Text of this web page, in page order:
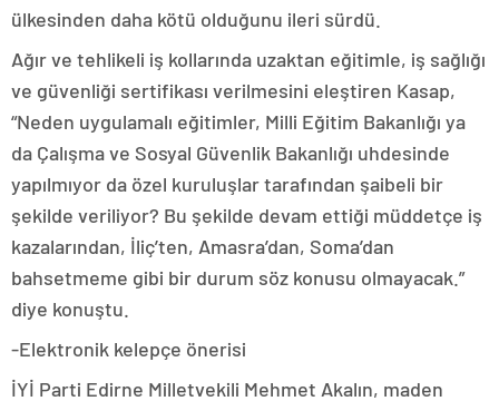
ülkesinden daha kötü olduğunu ileri sürdü.
Ağır ve tehlikeli iş kollarında uzaktan eğitimle, iş sağlığı
ve güvenliği sertifikası verilmesini eleştiren Kasap,
“Neden uygulamalı eğitimler, Milli Eğitim Bakanlığı ya
da Çalışma ve Sosyal Güvenlik Bakanlığı uhdesinde
yapılmıyor da özel kuruluşlar tarafından şaibeli bir
şekilde veriliyor? Bu şekilde devam ettiği müddetçe iş
kazalarından, İliç’ten, Amasra’dan, Soma’dan
bahsetmeme gibi bir durum söz konusu olmayacak.”
diye konuştu.
-Elektronik kelepçe önerisi
İYİ Parti Edirne Milletvekili Mehmet Akalın, maden